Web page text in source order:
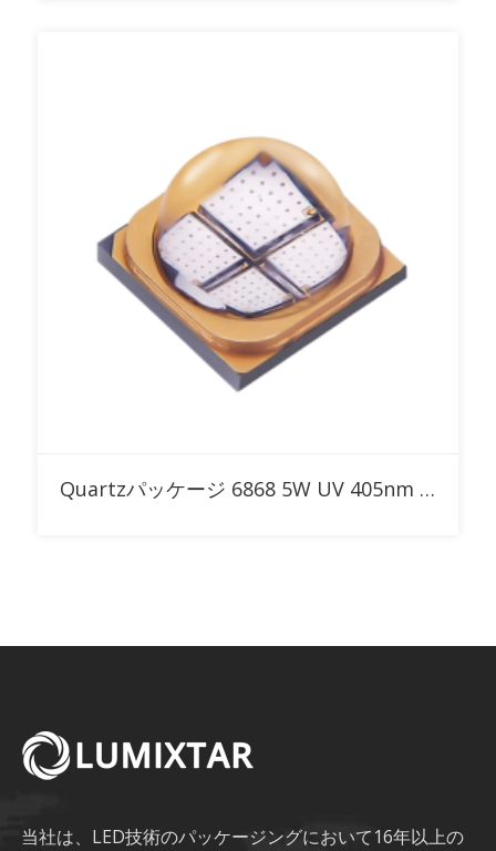
RFQに追加 Quartzパッケージ 6868 5W UV 405nm 高出力LED
当社は、LED技術のパッケージングにおいて16年以上の